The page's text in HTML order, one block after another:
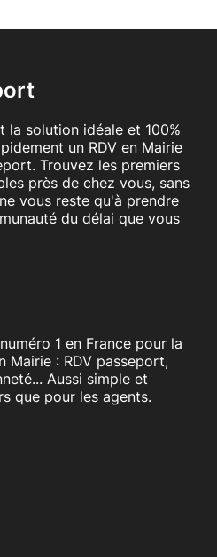
la solution idéale et 100%
un RDV en Mairie
Trouvez les premiers
près de chez vous, sans
vous reste qu'à prendre
du délai que vous
1 en France pour la
Mairie : RDV passeport,
Aussi simple et
que pour les agents.